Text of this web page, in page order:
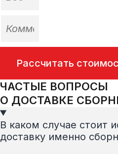
Рассчитать
ЧАСТЫЕ ВОПРОСЫ
О ДОСТАВКЕ
В каком случае стоит
доставку именно